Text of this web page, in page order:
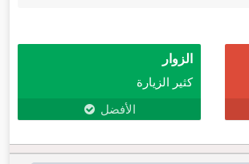
الزوار
كثير الزيارة
الأفضل